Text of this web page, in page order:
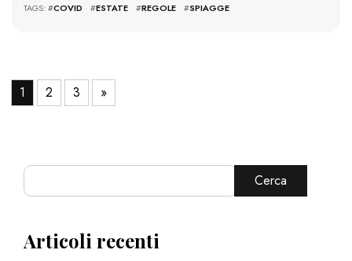
TAGS: #COVID #ESTATE #REGOLE #SPIAGGE
1 2 3 »
Cerca
Articoli recenti